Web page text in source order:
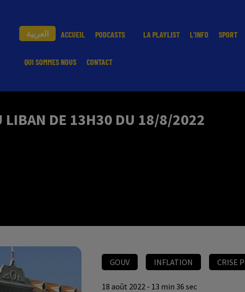
العربية ACCUEIL PODCASTS LA PLAYLIST L'INFO SPORT
QUI SOMMES NOUS CONTACT
LIBAN DE 13H30 DU 18/8/2022
GOUV INFLATION CRISE
18 août 2022 - 13 min 36 sec